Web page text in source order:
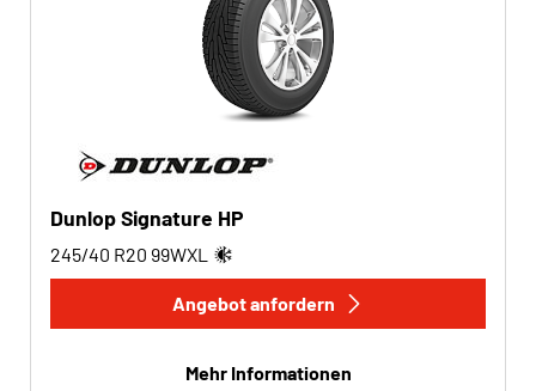
Dunlop Signature HP
245/40 R20 99WXL
Angebot anfordern
Mehr Informationen